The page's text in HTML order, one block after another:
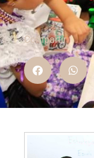
Compartir